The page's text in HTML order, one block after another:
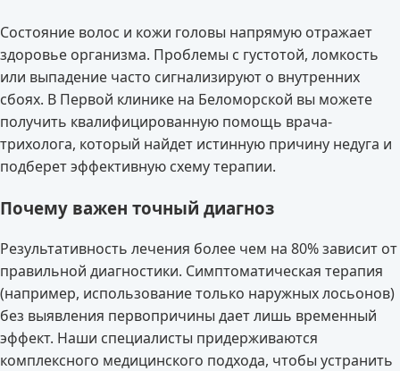
Состояние волос и кожи головы напрямую отражает
здоровье организма. Проблемы с густотой, ломкость
или выпадение часто сигнализируют о внутренних
сбоях. В Первой клинике на Беломорской вы можете
получить квалифицированную помощь врача-
трихолога, который найдет истинную причину недуга и
подберет эффективную схему терапии.
Почему важен точный диагноз
Результативность лечения более чем на 80% зависит от
правильной диагностики. Симптоматическая терапия
(например, использование только наружных лосьонов)
без выявления первопричины дает лишь временный
эффект. Наши специалисты придерживаются
комплексного медицинского подхода, чтобы устранить